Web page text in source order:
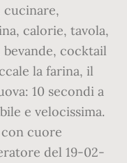
cucinare,
calorie, tavola,
bevande, cocktail
la farina, il
10 secondi a
e velocissima.
cuore
del 19-02-